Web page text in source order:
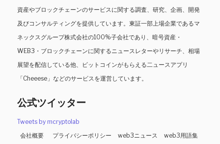
資産やブロックチェーンのサービスに関する調査、研究、企画、開発
及びコンサルティングを提供しています。東証一部上場企業であるマ
ネックスグループ株式会社の100%子会社であり、暗号資産・
WEB3・ブロックチェーンに関するニュースレターやリサーチ、相場
展望を配信している他、ビットコインがもらえる二ュースアプリ
「Cheeese」などのサービスを運営しています。
公式ツイッター
Tweets by mcryptolab
会社概要
プライバシーポリシー web3ニュース web3用語集